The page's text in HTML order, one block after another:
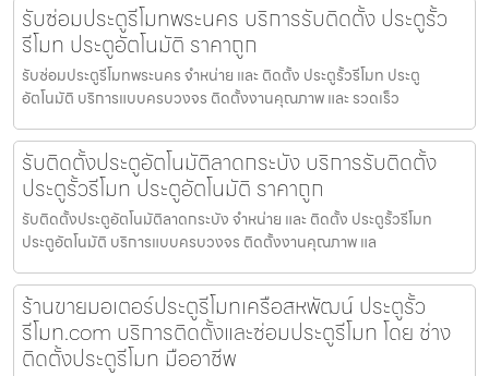
รับซ่อมประตูรีโมทพระนคร บริการรับติดตั้ง ประตูรั้ว
รีโมท ประตูอัตโนมัติ ราคาถูก
รับซ่อมประตูรีโมทพระนคร จำหน่าย และ ติดตั้ง ประตูรั้วรีโมท ประตู
อัตโนมัติ บริการแบบครบวงจร ติดตั้งงานคุณภาพ และ รวดเร็ว
รับติดตั้งประตูอัตโนมัติลาดกระบัง บริการรับติดตั้ง
ประตูรั้วรีโมท ประตูอัตโนมัติ ราคาถูก
รับติดตั้งประตูอัตโนมัติลาดกระบัง จำหน่าย และ ติดตั้ง ประตูรั้วรีโมท
ประตูอัตโนมัติ บริการแบบครบวงจร ติดตั้งงานคุณภาพ แล
ร้านขายมอเตอร์ประตูรีโมทเครือสหพัฒน์ ประตูรั้ว
รีโมท.com บริการติดตั้งและซ่อมประตูรีโมท โดย ช่าง
ติดตั้งประตูรีโมท มืออาชีพ